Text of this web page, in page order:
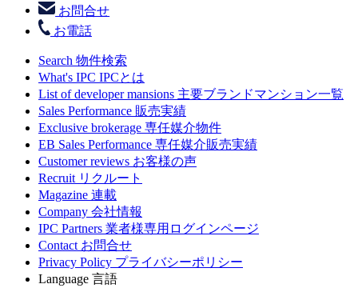
お問合せ
お電話
Search 物件検索
What's IPC IPCとは
List of developer mansions 主要ブランドマンション一覧
Sales Performance 販売実績
Exclusive brokerage 専任媒介物件
EB Sales Performance 専任媒介販売実績
Customer reviews お客様の声
Recruit リクルート
Magazine 連載
Company 会社情報
IPC Partners 業者様専用ログインページ
Contact お問合せ
Privacy Policy プライバシーポリシー
Language 言語